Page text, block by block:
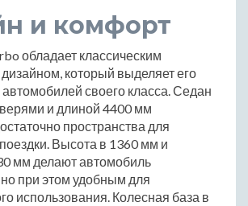
и комфорт
обладает классическим
который выделяет его
автомобилей своего класса. Седан
и длиной 4400 мм
пространства для
Высота в 1360 мм и
мм делают автомобиль
при этом удобным для
использования. Колесная база в